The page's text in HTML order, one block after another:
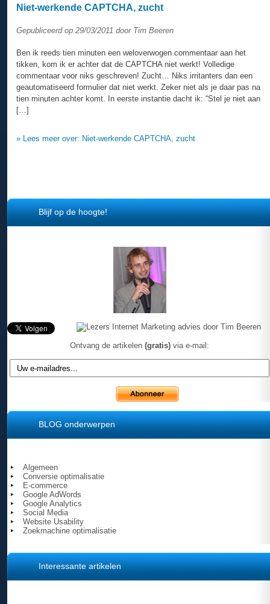
Niet-werkende CAPTCHA, zucht
Gepubliceerd op 29/03/2011 door Tim Beeren
Ben ik reeds tien minuten een weloverwogen commentaar aan het
tikken, kom ik er achter dat de CAPTCHA niet werkt! Volledige
commentaar voor niks geschreven! Zucht… Niks irritanters dan een
geautomatiseerd formulier dat niet werkt. Zeker niet als je daar pas na
tien minuten achter komt. In eerste instantie dacht ik: “Stel je niet aan
[…]
» Lees meer over: Niet-werkende CAPTCHA, zucht
Blijf op de hoogte!
Ontvang de artikelen (gratis) via e-mail:
BLOG onderwerpen
Algemeen
Conversie optimalisatie
E-commerce
Google AdWords
Google Analytics
Social Media
Website Usability
Zoekmachine optimalisatie
Interessante artikelen